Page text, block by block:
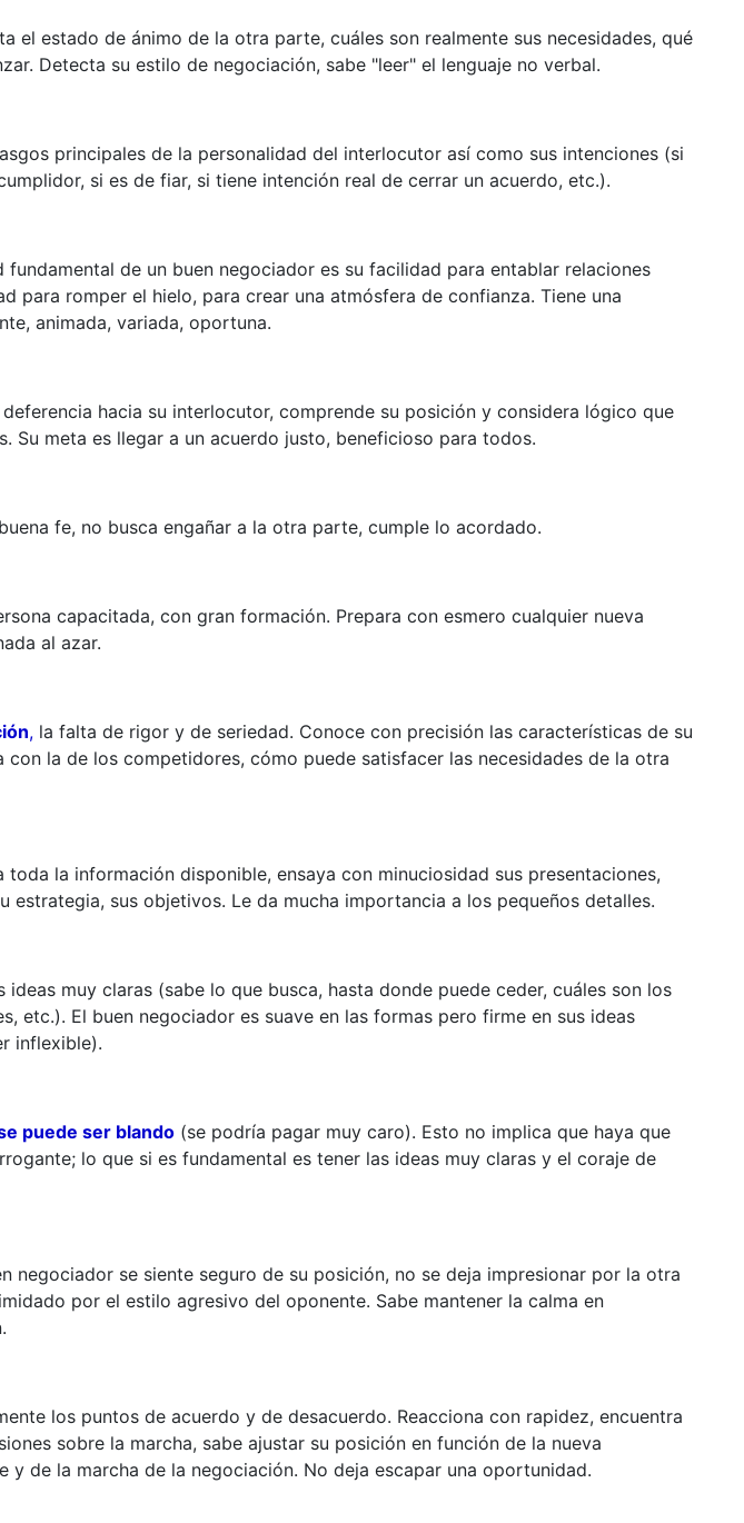
el estado de ánimo de la otra parte, cuáles son realmente sus necesidades, qué
Detecta su estilo de negociación, sabe "leer" el lenguaje no verbal.
principales de la personalidad del interlocutor así como sus intenciones (si
si es de fiar, si tiene intención real de cerrar un acuerdo, etc.).
de un buen negociador es su facilidad para entablar relaciones
para romper el hielo, para crear una atmósfera de confianza. Tiene una
animada, variada, oportuna.
hacia su interlocutor, comprende su posición y considera lógico que
Su meta es llegar a un acuerdo justo, beneficioso para todos.
fe, no busca engañar a la otra parte, cumple lo acordado.
capacitada, con gran formación. Prepara con esmero cualquier nueva
al azar.
,la falta de rigor y de seriedad. Conoce con precisión las características de su
la de los competidores, cómo puede satisfacer las necesidades de la otra
la información disponible, ensaya con minuciosidad sus presentaciones,
estrategia, sus objetivos. Le da mucha importancia a los pequeños detalles.
ideas muy claras (sabe lo que busca, hasta donde puede ceder, cuáles son los
etc.). El buen negociador es suave en las formas pero firme en sus ideas
inflexible).
puede ser blando(se podría pagar muy caro). Esto no implica que haya que
lo que si es fundamental es tener las ideas muy claras y el coraje de
negociador se siente seguro de su posición, no se deja impresionar por la otra
por el estilo agresivo del oponente. Sabe mantener la calma en
los puntos de acuerdo y de desacuerdo. Reacciona con rapidez, encuentra
sobre la marcha, sabe ajustar su posición en función de la nueva
y de la marcha de la negociación. No deja escapar una oportunidad.